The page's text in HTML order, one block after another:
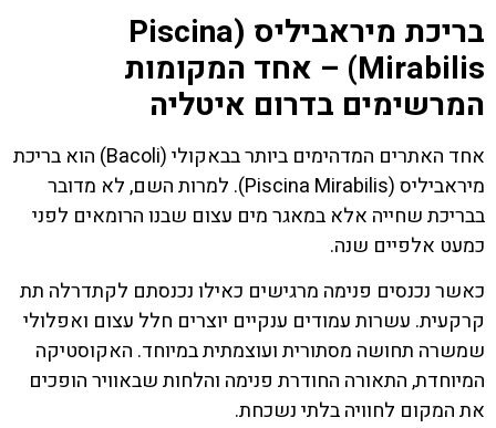
בריכת מיראביליס (Piscina
Mirabilis) – אחד המקומות
המרשימים בדרום איטליה
אחד האתרים המדהימים ביותר בבאקולי (Bacoli) הוא בריכת
מיראביליס (Piscina Mirabilis). למרות השם, לא מדובר
בבריכת שחייה אלא במאגר מים עצום שבנו הרומאים לפני
כמעט אלפיים שנה.
כאשר נכנסים פנימה מרגישים כאילו נכנסתם לקתדרלה תת
קרקעית. עשרות עמודים ענקיים יוצרים חלל עצום ואפלולי
שמשרה תחושה מסתורית ועוצמתית במיוחד. האקוסטיקה
המיוחדת, התאורה החודרת פנימה והלחות שבאוויר הופכים
את המקום לחוויה בלתי נשכחת.